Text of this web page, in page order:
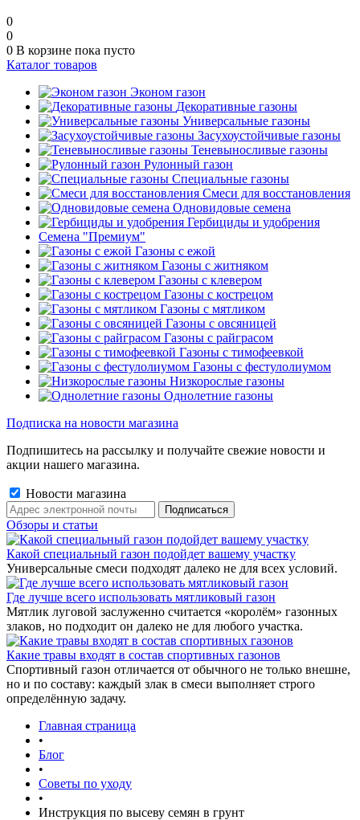
0
0
0 В корзине пока пусто
Каталог товаров
Эконом газон
Декоративные газоны
Универсальные газоны
Засухоустойчивые газоны
Теневыносливые газоны
Рулонный газон
Специальные газоны
Смеси для восстановления
Одновидовые семена
Гербициды и удобрения
Cемена "Премиум"
Газоны с ежой
Газоны с житняком
Газоны с клевером
Газоны с кострецом
Газоны с мятликом
Газоны с овсяницей
Газоны с райграсом
Газоны с тимофеевкой
Газоны с фестулолиумом
Низкорослые газоны
Однолетние газоны
Подписка на новости магазина
Подпишитесь на рассылку и получайте свежие новости и
акции нашего магазина.
Новости магазина
Обзоры и статьи
Какой специальный газон подойдет вашему участку
Универсальные смеси подходят далеко не для всех условий.
Где лучше всего использовать мятликовый газон
Мятлик луговой заслуженно считается «королём» газонных
злаков, но подходит он далеко не для любого участка.
Какие травы входят в состав спортивных газонов
Спортивный газон отличается от обычного не только внешне,
но и по составу: каждый злак в смеси выполняет строго
определённую задачу.
Главная страница
•
Блог
•
Советы по уходу
•
Инструкция по высеву семян в грунт